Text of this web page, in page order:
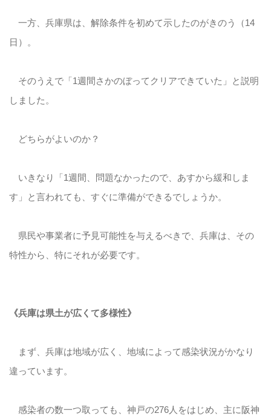
一方、兵庫県は、解除条件を初めて示したのがきのう（14
日）。
そのうえで「1週間さかのぼってクリアできていた」と説明
しました。
どちらがよいのか？
いきなり「1週間、問題なかったので、あすから緩和しま
す」と言われても、すぐに準備ができるでしょうか。
県民や事業者に予見可能性を与えるべきで、兵庫は、その
特性から、特にそれが必要です。
《兵庫は県土が広くて多様性》
まず、兵庫は地域が広く、地域によって感染状況がかなり
違っています。
感染者の数一つ取っても、神戸の276人をはじめ、主に阪神